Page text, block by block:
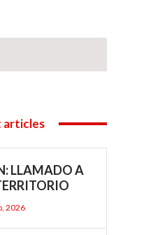
articles
LLAMADO A
2026